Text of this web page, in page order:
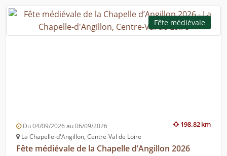
Fête médiévale
198.82 km
Du 04/09/2026 au 06/09/2026
La Chapelle-d'Angillon, Centre-Val de Loire
Fête médiévale de la Chapelle d’Angillon 2026